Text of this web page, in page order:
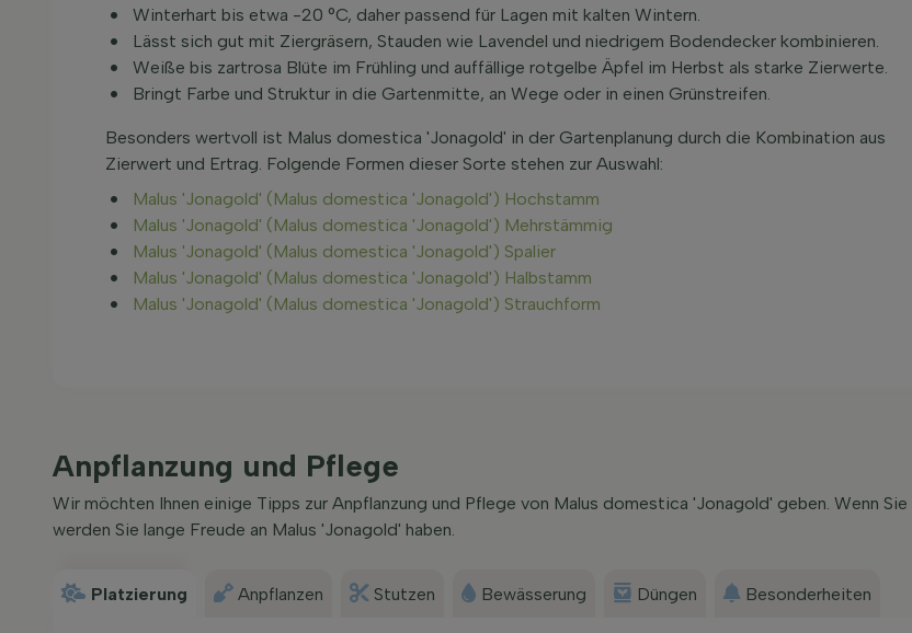
Winterhart bis etwa -20 °C, daher passend für Lagen mit kalten Wintern.
Lässt sich gut mit Ziergräsern, Stauden wie Lavendel und niedrigem Bodendecker kombinieren.
Weiße bis zartrosa Blüte im Frühling und auffällige rotgelbe Äpfel im Herbst als starke Zierwerte.
Bringt Farbe und Struktur in die Gartenmitte, an Wege oder in einen Grünstreifen.
Besonders wertvoll ist Malus domestica 'Jonagold' in der Gartenplanung durch die Kombination aus
Zierwert und Ertrag. Folgende Formen dieser Sorte stehen zur Auswahl:
Malus 'Jonagold' (Malus domestica 'Jonagold') Hochstamm
Malus 'Jonagold' (Malus domestica 'Jonagold') Mehrstämmig
Malus 'Jonagold' (Malus domestica 'Jonagold') Spalier
Malus 'Jonagold' (Malus domestica 'Jonagold') Halbstamm
Malus 'Jonagold' (Malus domestica 'Jonagold') Strauchform
Anpflanzung und Pflege
Wir möchten Ihnen einige Tipps zur Anpflanzung und Pflege von Malus domestica 'Jonagold' geben. Wenn
werden Sie lange Freude an Malus 'Jonagold' haben.
Platzierung Anpflanzen Stutzen Bewässerung Düngen Besonderheiten